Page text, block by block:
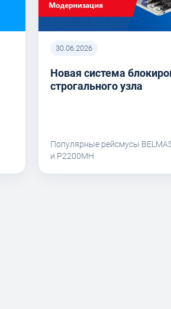
30.06.2026
Новая система
строгального узла
Популярные рейсмусы
и P2200MH